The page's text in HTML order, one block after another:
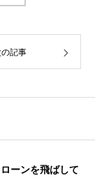
の記事
ーンを飛ばして